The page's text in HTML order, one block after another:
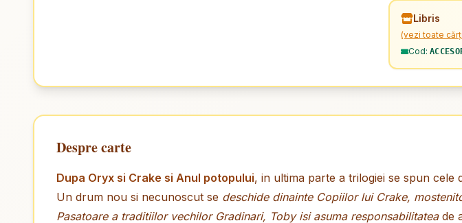
Libris
(vezi toate
Cod:
Despre carte
Dupa Oryx si Crake si Anul potopului, in ultima parte a trilogiei se spun cele
Un drum nou si necunoscut se deschide dinainte Copiilor lui Crake,
Pasatoare a traditiilor vechilor Gradinari, Toby isi asuma responsabilitateade